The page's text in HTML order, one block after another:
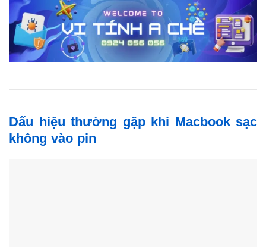
Dấu hiệu thường gặp khi Macbook sạc
không vào pin